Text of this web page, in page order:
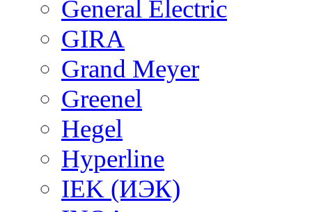
General Electric
GIRA
Grand Meyer
Greenel
Hegel
Hyperline
IEK (ИЭК)